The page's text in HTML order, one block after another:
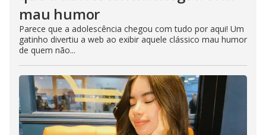
mau humor
Parece que a adolescência chegou com tudo por aqui! Um
gatinho divertiu a web ao exibir aquele clássico mau humor
de quem não...